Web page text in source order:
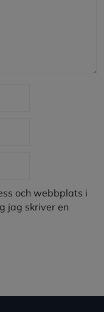
och webbplats i
jag skriver en